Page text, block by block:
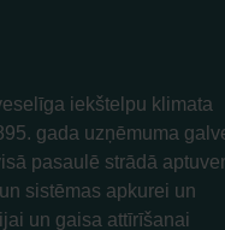
iekštelpu klimata
gada uzņēmuma
pasaulē strādā
sistēmas apkurei un
un gaisa attīrīšanai